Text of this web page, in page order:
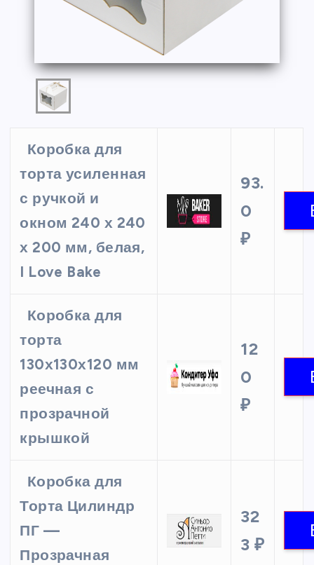
Коробка для
торта усиленная
с ручкой и
окном 240 х 240
х 200 мм, белая,
I Love Bake
93.
0
₽
Коробка для
торта
130х130х120 мм
реечная с
прозрачной
крышкой
12
0
₽
Коробка для
Торта Цилиндр
ПГ —
Прозрачная
32
3 ₽